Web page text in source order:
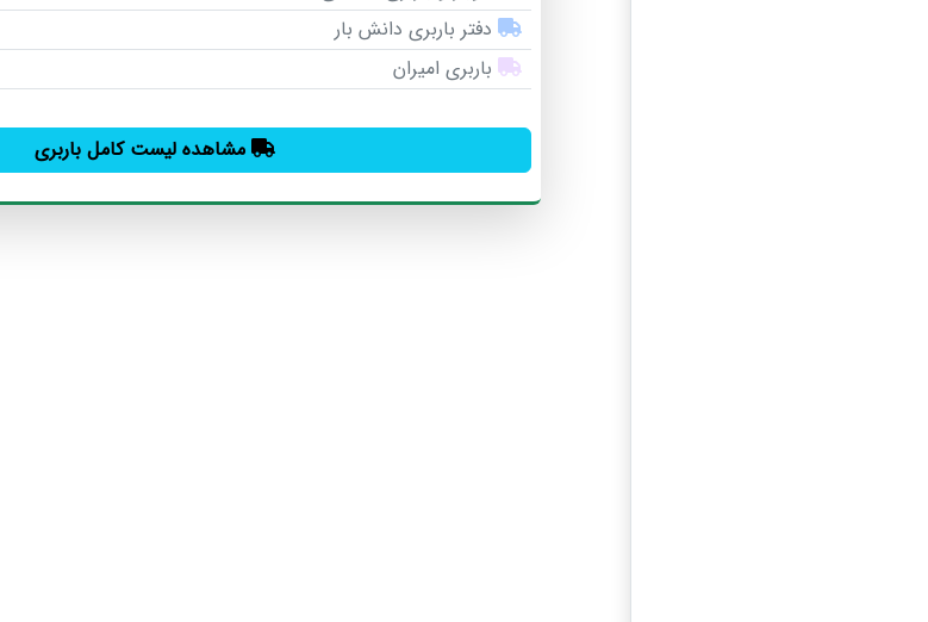
دفتر باربری دانش بار
باربری امیران
مشاهده لیست کامل باربری